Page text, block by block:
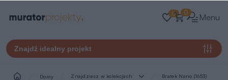
0 0 Menu
Znajdź idealny projekt
Domy Znajdziesz w kolekcjach Bratek Nano (1653)